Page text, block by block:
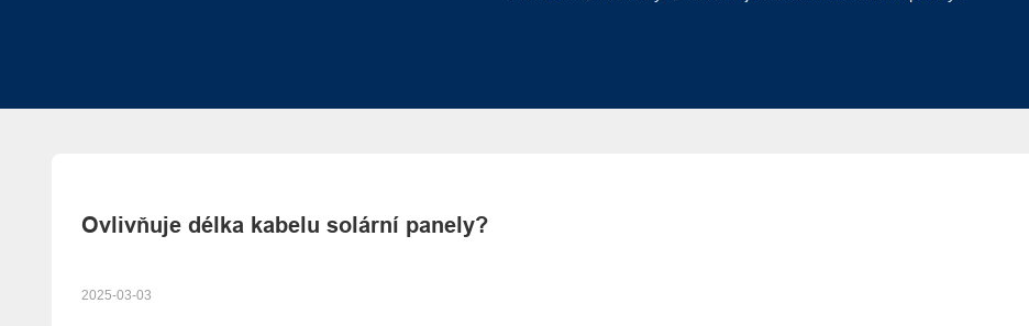
Ovlivňuje délka kabelu solární panely?
2025-03-03